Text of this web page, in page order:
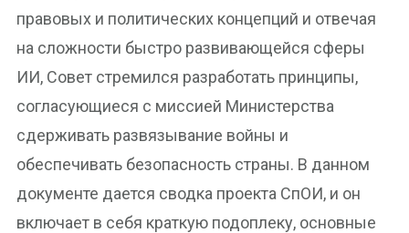
правовых и политических концепций и отвечая
на сложности быстро развивающейся сферы
ИИ, Совет стремился разработать принципы,
согласующиеся с миссией Министерства
сдерживать развязывание войны и
обеспечивать безопасность страны. В данном
документе дается сводка проекта СпОИ, и он
включает в себя краткую подоплеку, основные